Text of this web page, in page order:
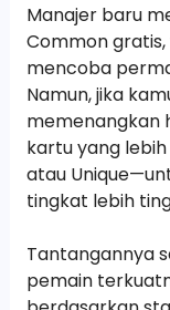
Manajer baru
Common
mencoba
Namun, jika
memenangkan
kartu yang lebih
atau
tingkat lebih
Tantangannya
pemain